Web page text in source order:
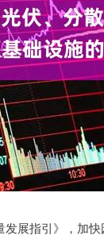
展指引》，加快
深证成指